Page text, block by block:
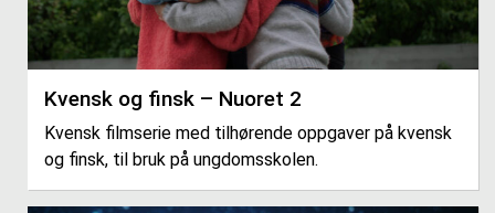
Kvensk og finsk – Nuoret 2
Kvensk filmserie med tilhørende oppgaver på kvensk
og finsk, til bruk på ungdomsskolen.